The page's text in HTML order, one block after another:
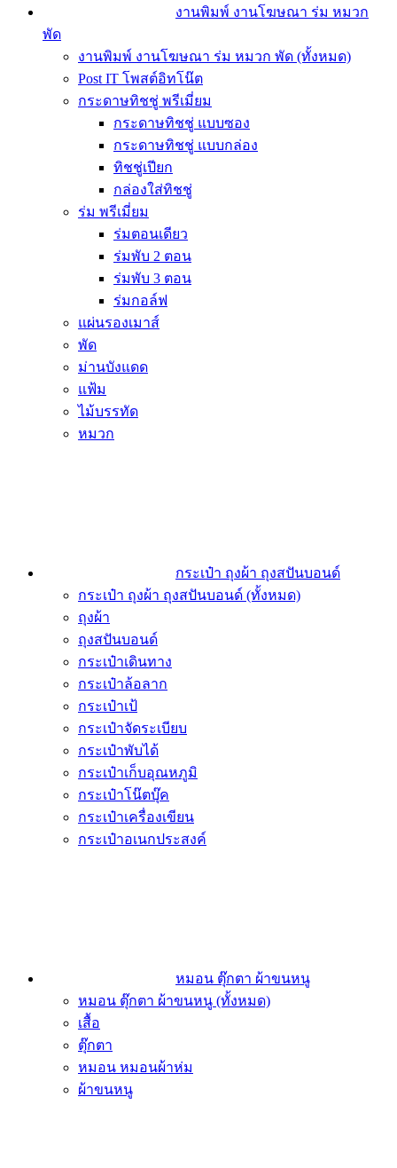
งานพิมพ์ งานโฆษณา ร่ม หมวก
พัด
งานพิมพ์ งานโฆษณา ร่ม หมวก พัด (ทั้งหมด)
Post IT โพสต์อิทโน๊ต
กระดาษทิชชู่ พรีเมี่ยม
กระดาษทิชชู่ แบบซอง
กระดาษทิชชู่ แบบกล่อง
ทิชชู่เปียก
กล่องใส่ทิชชู่
ร่ม พรีเมี่ยม
ร่มตอนเดียว
ร่มพับ 2 ตอน
ร่มพับ 3 ตอน
ร่มกอล์ฟ
แผ่นรองเมาส์
พัด
ม่านบังแดด
แฟ้ม
ไม้บรรทัด
หมวก
กระเป๋า ถุงผ้า ถุงสปันบอนด์
กระเป๋า ถุงผ้า ถุงสปันบอนด์ (ทั้งหมด)
ถุงผ้า
ถุงสปันบอนด์
กระเป๋าเดินทาง
กระเป๋าล้อลาก
กระเป๋าเป้
กระเป๋าจัดระเบียบ
กระเป๋าพับได้
กระเป๋าเก็บอุณหภูมิ
กระเป๋าโน๊ตบุ๊ค
กระเป๋าเครื่องเขียน
กระเป๋าอเนกประสงค์
หมอน ตุ๊กตา ผ้าขนหนู
หมอน ตุ๊กตา ผ้าขนหนู (ทั้งหมด)
เสื้อ
ตุ๊กตา
หมอน หมอนผ้าห่ม
ผ้าขนหนู